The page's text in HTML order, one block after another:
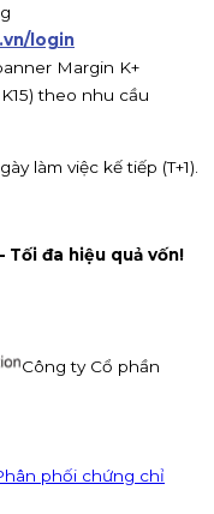
login
Margin K+
theo nhu cầu
làm việc kế tiếp (T+1).
Tối đa hiệu quả vốn!
Công ty Cổ phần
phối chứng chỉ